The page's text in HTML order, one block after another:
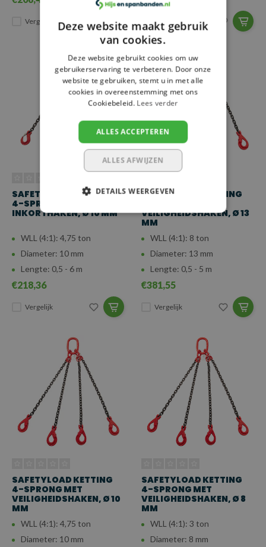
Vergelijk Vergelijk
SAFETYLOAD KETTING
4-SPRONG MET KLEP- EN
INKORTHAKEN, Ø 10 MM
WLL (4:1): 4,75 ton
Diameter: 10 mm
Lengte: 0,5 - 6 m
€218,36
Vergelijk
SAFETYLOAD KETTING
VEILIGHEIDSHAKEN, Ø 13
MM
WLL (4:1): 8 ton
Diameter: 13 mm
Lengte: 0,5 - 5 m
€381,55
Vergelijk
SAFETYLOAD KETTING
4-SPRONG MET
VEILIGHEIDSHAKEN, Ø 10
MM
WLL (4:1): 4,75 ton
Diameter: 10 mm
SAFETYLOAD KETTING
4-SPRONG MET
VEILIGHEIDSHAKEN, Ø 8
MM
WLL (4:1): 3 ton
Diameter: 8 mm
Deze website maakt gebruik
van cookies.
Deze website gebruikt cookies om uw
gebruikerservaring te verbeteren. Door onze
website te gebruiken, stemt u in met alle
cookies in overeenstemming met ons
Cookiebeleid. Lees verder
ALLES ACCEPTEREN
ALLES AFWIJZEN
DETAILS WEERGEVEN